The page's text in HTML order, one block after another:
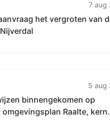
7 aug
het vergroten van
5 aug
binnengekomen op
Raalte, kern